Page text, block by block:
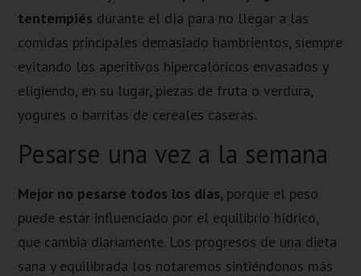
tentempiés durante el día para no llegar a las
comidas principales demasiado hambrientos, siempre
evitando los aperitivos hipercalóricos envasados y
eligiendo, en su lugar, piezas de fruta o verdura,
yogures o barritas de cereales caseras.
Pesarse una vez a la semana
Mejor no pesarse todos los días, porque el peso
puede estar influenciado por el equilibrio hídrico,
que cambia diariamente. Los progresos de una dieta
sana y equilibrada los notaremos sintiéndonos más